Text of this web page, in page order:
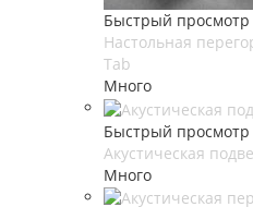
Быстрый просмотр
Настольная
Tab
Много
Быстрый просмотр
Акустическая
Много